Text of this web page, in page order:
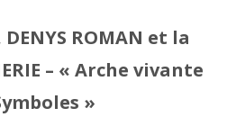
DENYS ROMAN et la
– « Arche vivante
»